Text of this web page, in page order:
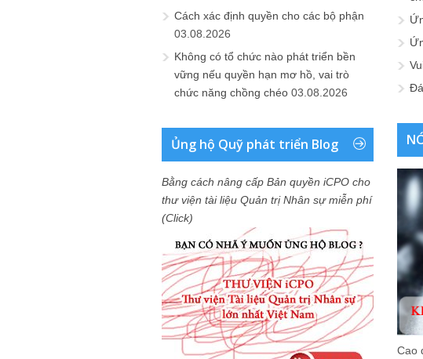
Cách xác định quyền cho các bộ phận
03.08.2026
Không có tổ chức nào phát triển bền
vững nếu quyền hạn mơ hồ, vai trò
chức năng chồng chéo 03.08.2026
Ủng hộ Quỹ phát triển Blog
Bằng cách nâng cấp Bản quyền iCPO cho
thư viện tài liệu Quản trị Nhân sự miễn phí
(Click)
Cao